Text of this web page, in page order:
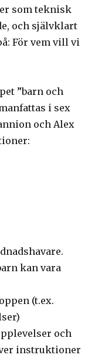
som teknisk
och självklart
För vem vill vi
”barn och
i sex
och Alex
kan vara
(t.ex.
och
instruktioner